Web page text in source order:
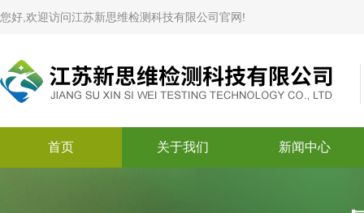
您好,欢迎访问江苏新思维检测科技有限公司官网!
首页 关于我们 新闻中心